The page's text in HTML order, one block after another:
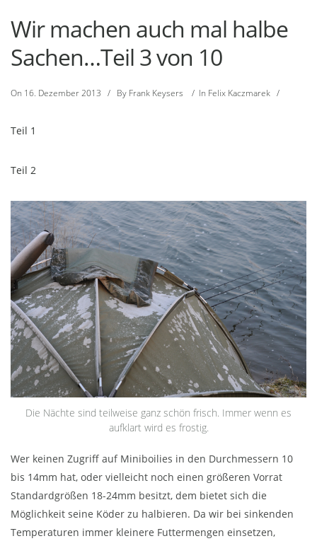
Wir machen auch mal halbe
Sachen…Teil 3 von 10
On 16. Dezember 2013 / By Frank Keysers / In Felix Kaczmarek /
Teil 1
Teil 2
Die Nächte sind teilweise ganz schön frisch. Immer wenn es
aufklart wird es frostig.
Wer keinen Zugriff auf Miniboilies in den Durchmessern 10
bis 14mm hat, oder vielleicht noch einen größeren Vorrat
Standardgrößen 18-24mm besitzt, dem bietet sich die
Möglichkeit seine Köder zu halbieren. Da wir bei sinkenden
Temperaturen immer kleinere Futtermengen einsetzen,